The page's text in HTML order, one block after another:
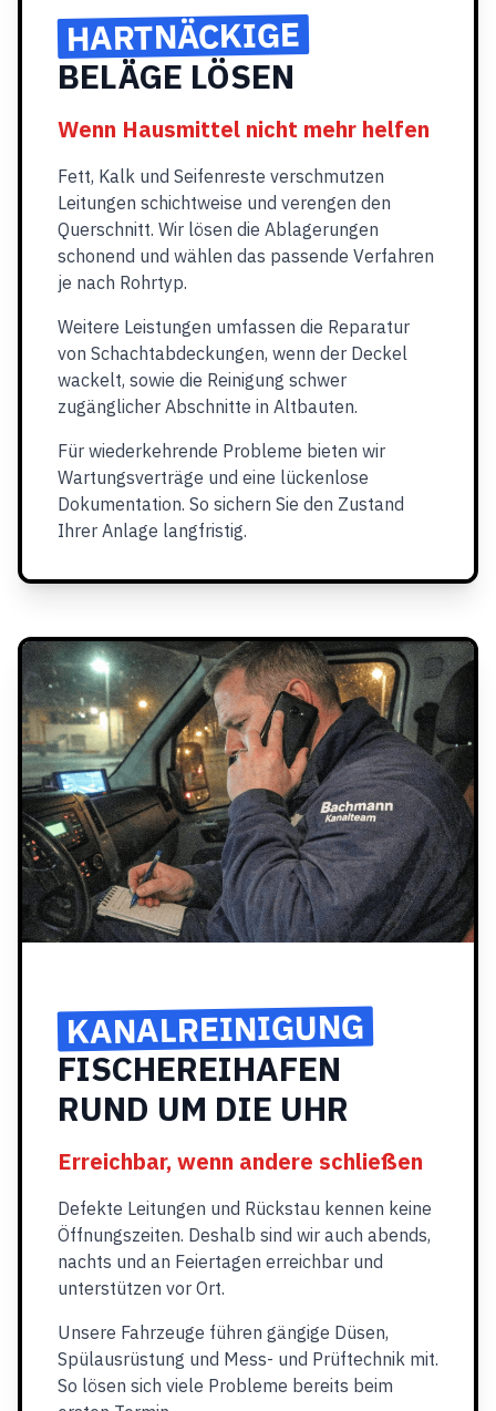
HARTNÄCKIGE
BELÄGE LÖSEN
Wenn Hausmittel nicht mehr helfen
Fett, Kalk und Seifenreste verschmutzen
Leitungen schichtweise und verengen den
Querschnitt. Wir lösen die Ablagerungen
schonend und wählen das passende Verfahren
je nach Rohrtyp.
Weitere Leistungen umfassen die Reparatur
von Schachtabdeckungen, wenn der Deckel
wackelt, sowie die Reinigung schwer
zugänglicher Abschnitte in Altbauten.
Für wiederkehrende Probleme bieten wir
Wartungsverträge und eine lückenlose
Dokumentation. So sichern Sie den Zustand
Ihrer Anlage langfristig.
KANALREINIGUNG
FISCHEREIHAFEN
RUND UM DIE UHR
Erreichbar, wenn andere schließen
Defekte Leitungen und Rückstau kennen keine
Öffnungszeiten. Deshalb sind wir auch abends,
nachts und an Feiertagen erreichbar und
unterstützen vor Ort.
Unsere Fahrzeuge führen gängige Düsen,
Spülausrüstung und Mess- und Prüftechnik mit.
So lösen sich viele Probleme bereits beim